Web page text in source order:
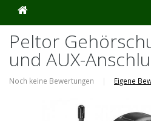
Peltor
und AUX-
Noch keine Bewertungen | Eigene